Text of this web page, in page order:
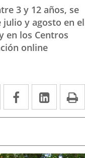
3 y 12 años, se
y agosto en el
en los Centros
online
Facebook
Enlace
a
aplicación
Enlace
a